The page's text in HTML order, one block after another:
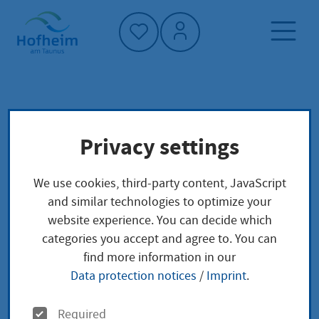
Home"
Rechtliche Betreuung einrichten
Rechtliche Betreuung
einrichten
Privacy settings
We use cookies, third-party content, JavaScript
and similar technologies to optimize your
website experience. You can decide which
categories you accept and agree to. You can
find more information in our
Data protection notices / Imprint.
O
Required